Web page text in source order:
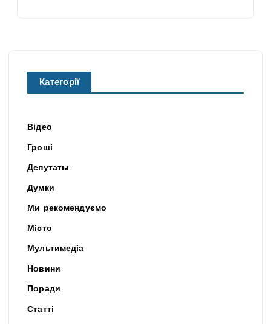
Категорії
Відео
Гроші
Депутаты
Думки
Ми рекомендуємо
Місто
Мультимедіа
Новини
Поради
Статті